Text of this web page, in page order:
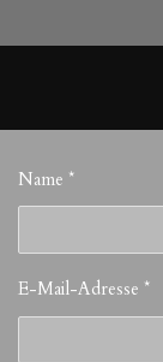
Hauptinhalt
Name *
E-Mail-Adresse *